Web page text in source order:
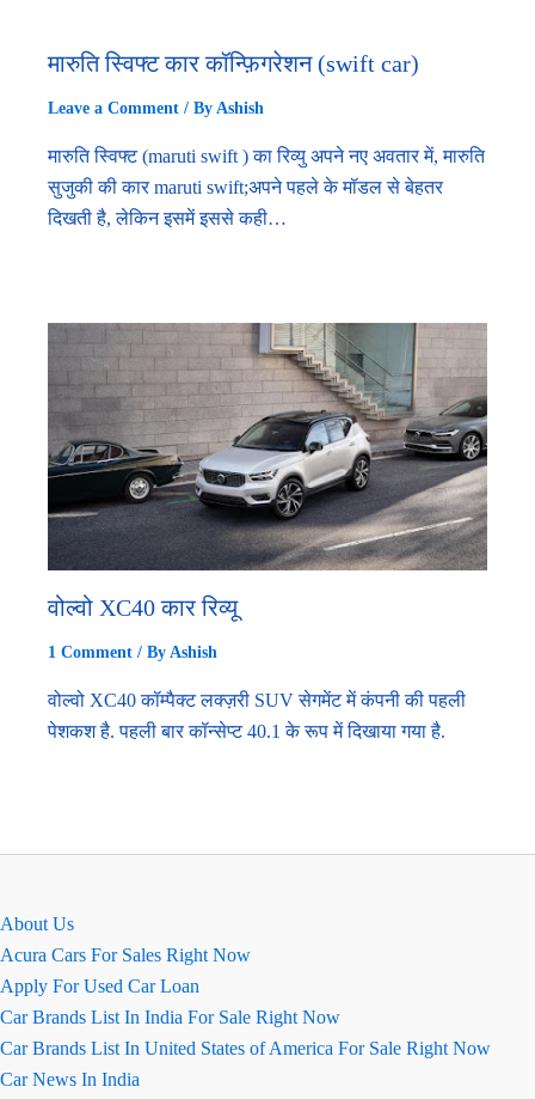
मारुति स्विफ्ट कार कॉन्फ़िगरेशन (swift car)
Leave a Comment / By Ashish
मारुति स्विफ्ट (maruti swift ) का रिव्यु अपने नए अवतार में, मारुति
सुजुकी की कार maruti swift;अपने पहले के मॉडल से बेहतर
दिखती है, लेकिन इसमें इससे कही…
वोल्वो XC40 कार रिव्यू
1 Comment / By Ashish
वोल्वो XC40 कॉम्पैक्ट लक्ज़री SUV सेगमेंट में कंपनी की पहली
पेशकश है. पहली बार कॉन्सेप्ट 40.1 के रूप में दिखाया गया है.
About Us
Acura Cars For Sales Right Now
Apply For Used Car Loan
Car Brands List In India For Sale Right Now
Car Brands List In United States of America For Sale Right Now
Car News In India